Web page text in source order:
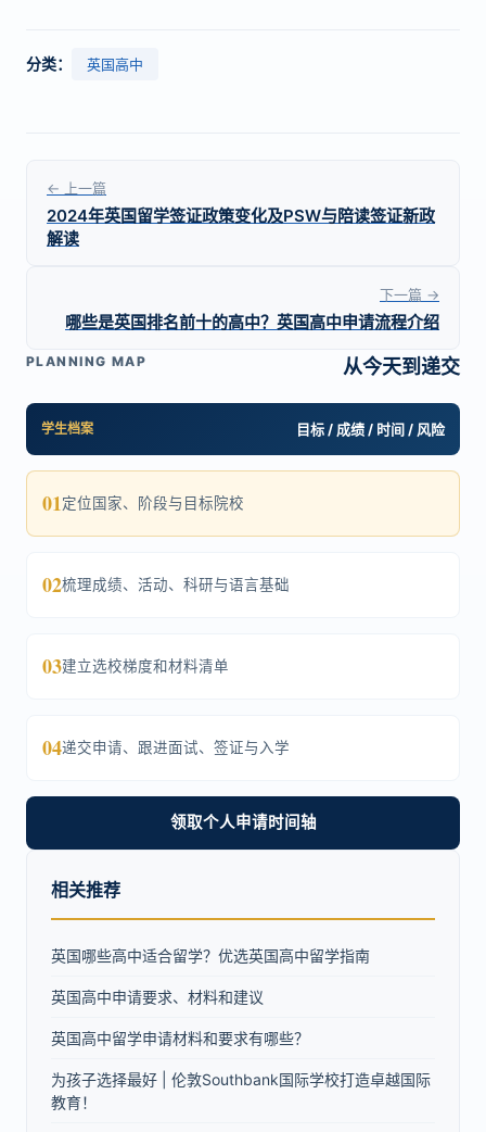
分类： 英国高中
← 上一篇
2024年英国留学签证政策变化及PSW与陪读签证新政
解读
下一篇 →
哪些是英国排名前十的高中？英国高中申请流程介绍
PLANNING MAP 从今天到递交
学生档案 目标 / 成绩 / 时间 / 风险
01定位国家、阶段与目标院校
02梳理成绩、活动、科研与语言基础
03建立选校梯度和材料清单
04递交申请、跟进面试、签证与入学
领取个人申请时间轴
相关推荐
英国哪些高中适合留学？优选英国高中留学指南
英国高中申请要求、材料和建议
英国高中留学申请材料和要求有哪些？
为孩子选择最好 | 伦敦Southbank国际学校打造卓越国际
教育！